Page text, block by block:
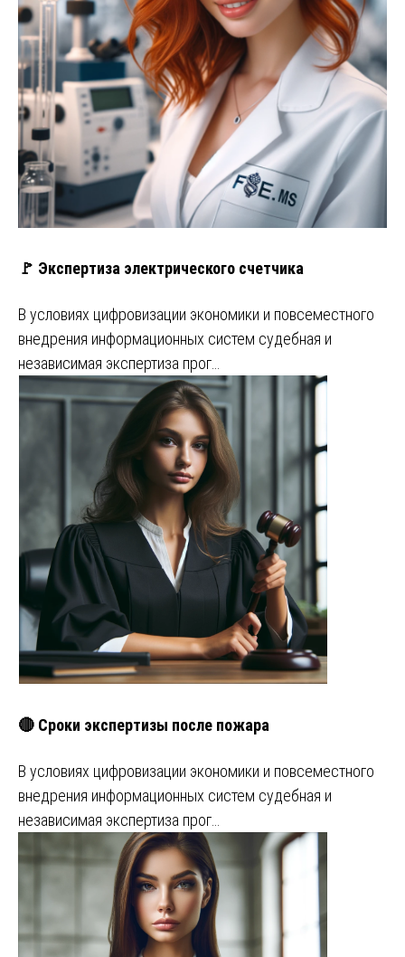
🚩 Экспертиза электрического счетчика
В условиях цифровизации экономики и повсеместного
внедрения информационных систем судебная и
независимая экспертиза прог…
🔴 Сроки экспертизы после пожара
В условиях цифровизации экономики и повсеместного
внедрения информационных систем судебная и
независимая экспертиза прог…